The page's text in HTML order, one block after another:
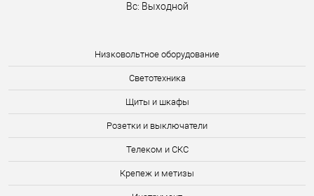
Низковольтное оборудование
Светотехника
Щиты и шкафы
Розетки и выключатели
Телеком и СКС
Крепеж и метизы
Вс: Выходной